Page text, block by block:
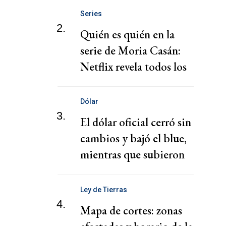
2.
Series
Quién es quién en la
serie de Moria Casán:
Netflix revela todos los
3.
Dólar
El dólar oficial cerró sin
cambios y bajó el blue,
mientras que subieron
4.
Ley de Tierras
Mapa de cortes: zonas